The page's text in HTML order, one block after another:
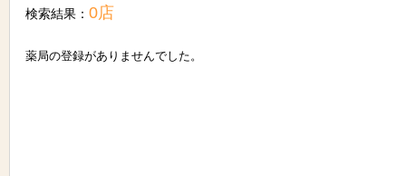
検索結果： 0店
薬局の登録がありませんでした。